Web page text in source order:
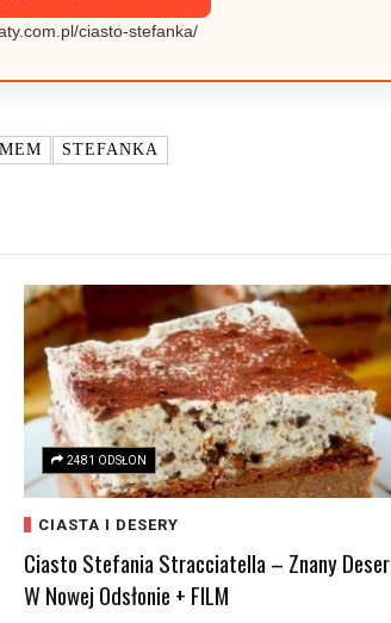
ciasto-stefanka/
STEFANKA
2481 ODSŁON
CIASTA I DESERY
Ciasto Stefania Stracciatella – Znany Deser
W Nowej Odsłonie + FILM